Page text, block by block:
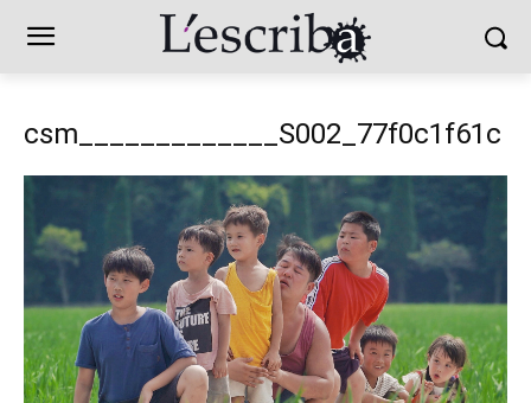
csm_____________S002_77f0c1f61c